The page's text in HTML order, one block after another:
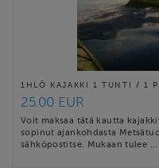
1HLÖ KAJAKKI 1 TUNTI / 1
25.00 EUR
Voit maksaa tätä kautta
sopinut ajankohdasta
sähköpostitse. Mukaan tulee …